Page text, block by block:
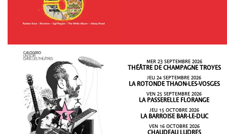
MER 23 SEPTEMBRE 2026
THÉÂTRE DE CHAMPAGNE TROYES
JEU 24 SEPTEMBRE 2026
LA ROTONDE THAON-LES-VOSGES
VEN 25 SEPTEMBRE 2026
LA PASSERELLE FLORANGE
JEU 15 OCTOBRE 2026
LA BARROISE BAR-LE-DUC
VEN 16 OCTOBRE 2026